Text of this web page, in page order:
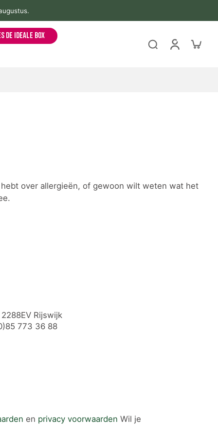
de ideale box
over allergieën, of gewoon wilt weten wat het
Rijswijk
773 36 88
en privacy voorwaarden Wil je